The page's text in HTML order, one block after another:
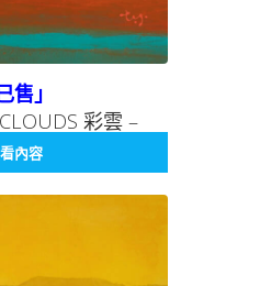
售」
彩雲 –
011 無處系列
內容